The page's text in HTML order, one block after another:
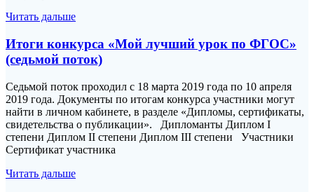
Читать дальше
Итоги конкурса «Мой лучший урок по ФГОС»
(седьмой поток)
Седьмой поток проходил с 18 марта 2019 года по 10 апреля
2019 года. Документы по итогам конкурса участники могут
найти в личном кабинете, в разделе «Дипломы, сертификаты,
свидетельства о публикации». Дипломанты Диплом I
степени Диплом II степени Диплом III степени Участники
Сертификат участника
Читать дальше